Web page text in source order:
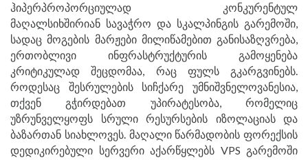
ჰიპერპროპორციულად კონკურენტულ
მაღალსიხშირიან სავაჭრო და სკალპინგის გარემოში,
სადაც მოგების მარჟები მილიწამებით განისაზღვრება,
ერთობლივი ინფრასტრუქტურის გამოყენება
კრიტიკულად შეცდომაა, რაც ფულს გკარგვინებს.
როდესაც შესრულების სიჩქარე უმნიშვნელოვანესია,
თქვენ გჭირდებათ უპირატესობა, რომელიც
უზრუნველყოფს სრული რესურსების იზოლაციას და
ბაზართან სიახლოვეს. მაღალი წარმადობის ფორექსის
დედიკირებული სერვერი აქარწყლებს VPS გარემოში